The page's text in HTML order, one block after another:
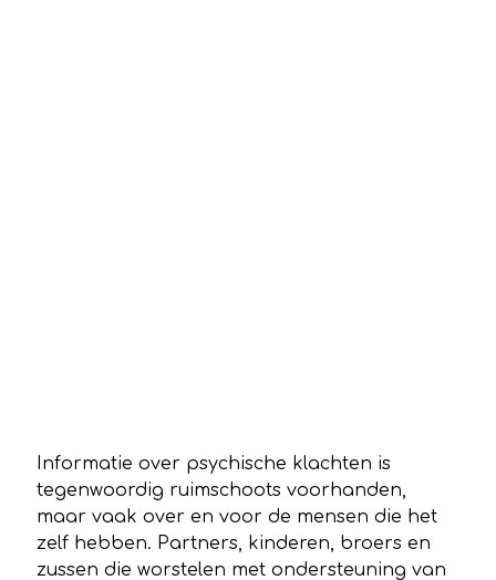
Informatie over psychische klachten is
tegenwoordig ruimschoots voorhanden,
maar vaak over en voor de mensen die het
zelf hebben. Partners, kinderen, broers en
zussen die worstelen met ondersteuning van